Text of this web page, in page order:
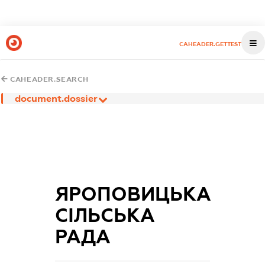
CAHEADER.GETTEST
CAHEADER.SEARCH
document.dossier
ЯРОПОВИЦЬКА
СІЛЬСЬКА
РАДА